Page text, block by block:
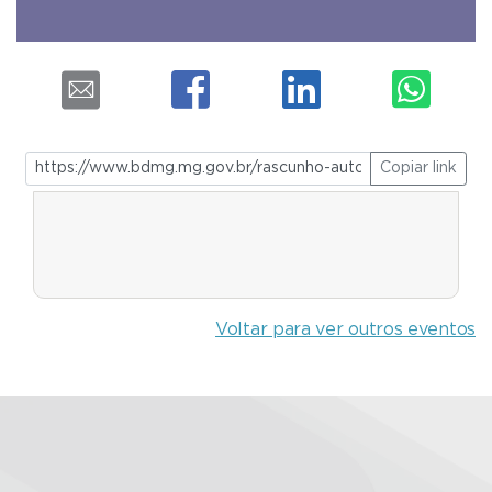
Copiar link
Voltar para ver outros eventos